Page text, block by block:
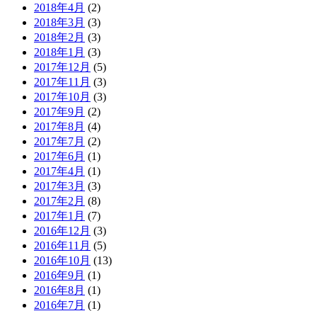
2018年4月 (2)
2018年3月 (3)
2018年2月 (3)
2018年1月 (3)
2017年12月 (5)
2017年11月 (3)
2017年10月 (3)
2017年9月 (2)
2017年8月 (4)
2017年7月 (2)
2017年6月 (1)
2017年4月 (1)
2017年3月 (3)
2017年2月 (8)
2017年1月 (7)
2016年12月 (3)
2016年11月 (5)
2016年10月 (13)
2016年9月 (1)
2016年8月 (1)
2016年7月 (1)